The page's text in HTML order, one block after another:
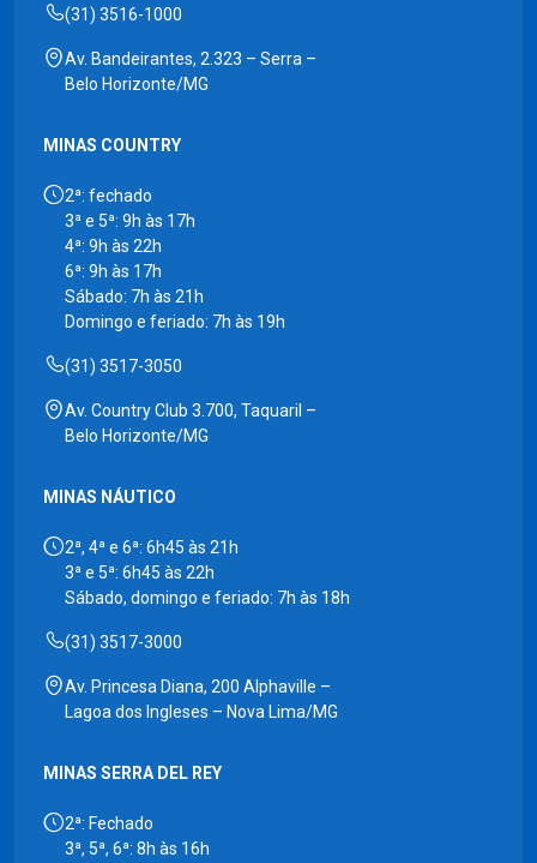
(31) 3516-1000
Av. Bandeirantes, 2.323 – Serra –
Belo Horizonte/MG
MINAS COUNTRY
2ª: fechado
3ª e 5ª: 9h às 17h
4ª: 9h às 22h
6ª: 9h às 17h
Sábado: 7h às 21h
Domingo e feriado: 7h às 19h
(31) 3517-3050
Av. Country Club 3.700, Taquaril –
Belo Horizonte/MG
MINAS NÁUTICO
2ª, 4ª e 6ª: 6h45 às 21h
3ª e 5ª: 6h45 às 22h
Sábado, domingo e feriado: 7h às 18h
(31) 3517-3000
Av. Princesa Diana, 200 Alphaville –
Lagoa dos Ingleses – Nova Lima/MG
MINAS SERRA DEL REY
2ª: Fechado
3ª, 5ª, 6ª: 8h às 16h